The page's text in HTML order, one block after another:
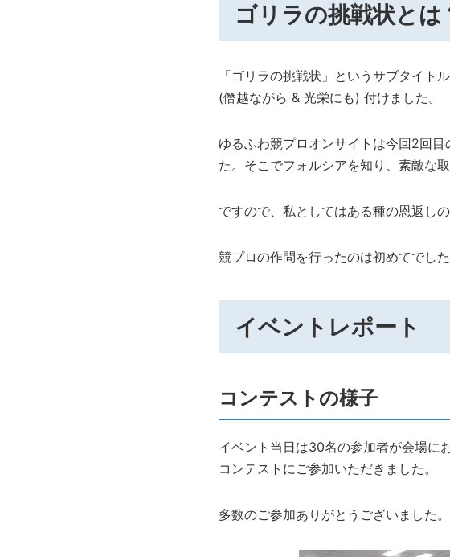
ゴリラの挑戦状とは
「ゴリラの挑戦状」というサブタイト
(僭越ながら & 光栄にも) 付けました。
ゆるふわ競プロオンサイトは今回2回
た。そこでフォルシアを知り、素敵な
ですので、私としてはある種の恩返し
競プロの作問を行ったのは初めてでし
イベントレポート
コンテストの様子
イベント当日は30名の参加者が会場に
コンテストにご参加いただきました。
多数のご参加ありがとうございました。